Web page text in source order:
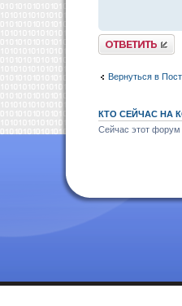
Ответить
Вернуться в
КТО СЕЙЧАС НА
Сейчас этот форум